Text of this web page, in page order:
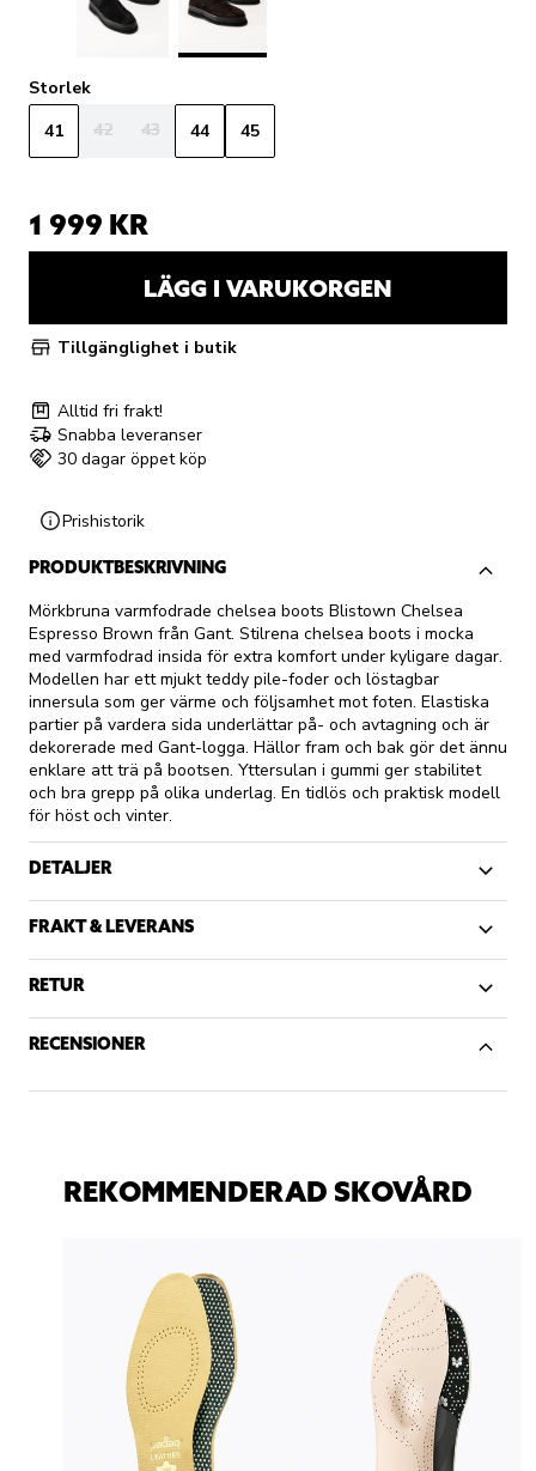
Storlek
41
42 43 44 45
1 999 KR
LÄGG I VARUKORGEN
Tillgänglighet i butik
Alltid fri frakt!
Snabba leveranser
30 dagar öppet köp
Prishistorik
PRODUKTBESKRIVNING
Mörkbruna varmfodrade chelsea boots Blistown Chelsea
Espresso Brown från Gant. Stilrena chelsea boots i mocka
med varmfodrad insida för extra komfort under kyligare dagar.
Modellen har ett mjukt teddy pile-foder och löstagbar
innersula som ger värme och följsamhet mot foten. Elastiska
partier på vardera sida underlättar på- och avtagning och är
dekorerade med Gant-logga. Hällor fram och bak gör det ännu
enklare att trä på bootsen. Yttersulan i gummi ger stabilitet
och bra grepp på olika underlag. En tidlös och praktisk modell
för höst och vinter.
DETALJER
FRAKT & LEVERANS
RETUR
RECENSIONER
REKOMMENDERAD SKOVÅRD